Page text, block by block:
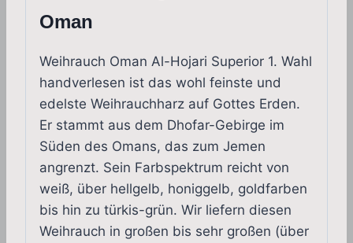
Oman
Weihrauch Oman Al-Hojari Superior 1. Wahl
handverlesen ist das wohl feinste und
edelste Weihrauchharz auf Gottes Erden.
Er stammt aus dem Dhofar-Gebirge im
Süden des Omans, das zum Jemen
angrenzt. Sein Farbspektrum reicht von
weiß, über hellgelb, honiggelb, goldfarben
bis hin zu türkis-grün. Wir liefern diesen
Weihrauch in großen bis sehr großen (über